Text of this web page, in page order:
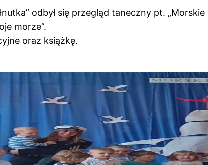
odbył się przegląd taneczny pt. „Morskie
morze”.
oraz książkę.